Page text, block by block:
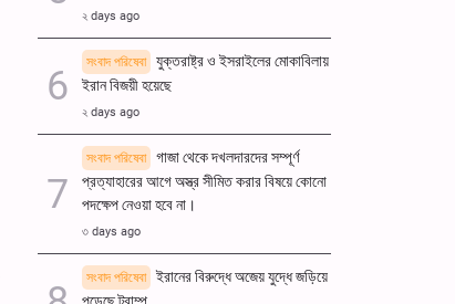
২ days ago
সংবাদ পরিষেবা
যুক্তরাষ্ট্র ও ইসরাইলের মোকাবিলায়
ইরান বিজয়ী হয়েছে
২ days ago
সংবাদ পরিষেবা
গাজা থেকে দখলদারদের সম্পূর্ণ
প্রত্যাহারের আগে অস্ত্র সীমিত করার বিষয়ে কোনো
পদক্ষেপ নেওয়া হবে না।
৩ days ago
সংবাদ পরিষেবা
ইরানের বিরুদ্ধে অজেয় যুদ্ধে জড়িয়ে